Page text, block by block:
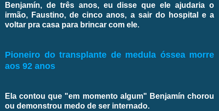
Benjamín, de três anos, eu disse que ele ajudaria o
irmão, Faustino, de cinco anos, a sair do hospital e a
voltar pra casa para brincar com ele.
Pioneiro do transplante de medula óssea morre
aos 92 anos
Ela contou que "em momento algum" Benjamín chorou
ou demonstrou medo de ser internado.